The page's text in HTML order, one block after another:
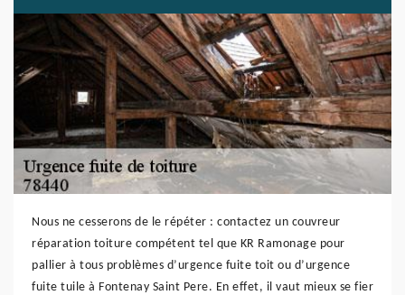
Nous ne cesserons de le répéter : contactez un couvreur
réparation toiture compétent tel que KR Ramonage pour
pallier à tous problèmes d’urgence fuite toit ou d’urgence
fuite tuile à Fontenay Saint Pere. En effet, il vaut mieux se fier